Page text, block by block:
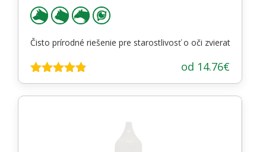
Čisto prírodné riešenie pre starostlivosť o oči zvierat
Hodnotenie
4.74z 5
od 14.76€